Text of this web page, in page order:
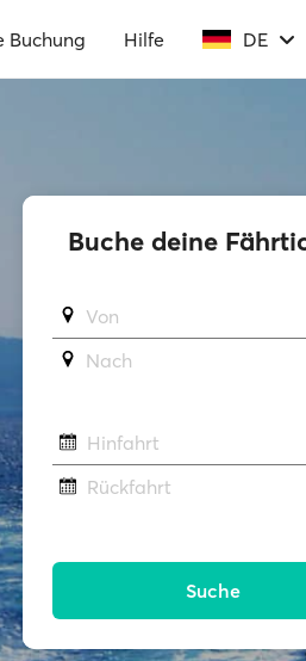
Buchung Hilfe DE
Buche deine
Von
Νach
Hinfahrt
Rückfahrt
Suche